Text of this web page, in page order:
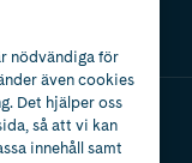
nödvändiga för
även cookies
Det hjälper oss
så att vi kan
innehåll samt